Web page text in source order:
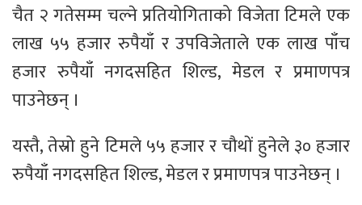
चैत २ गतेसम्म चल्ने प्रतियोगिताको विजेता टिमले एक
लाख ५५ हजार रुपैयाँ र उपविजेताले एक लाख पाँच
हजार रुपैयाँ नगदसहित शिल्ड, मेडल र प्रमाणपत्र
पाउनेछन् ।
यस्तै, तेस्रो हुने टिमले ५५ हजार र चौथों हुनेले ३० हजार
रुपैयाँ नगदसहित शिल्ड, मेडल र प्रमाणपत्र पाउनेछन् ।